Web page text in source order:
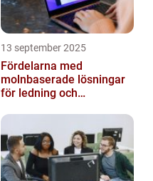
13 september 2025
Fördelarna med
molnbaserade lösningar
för ledning och